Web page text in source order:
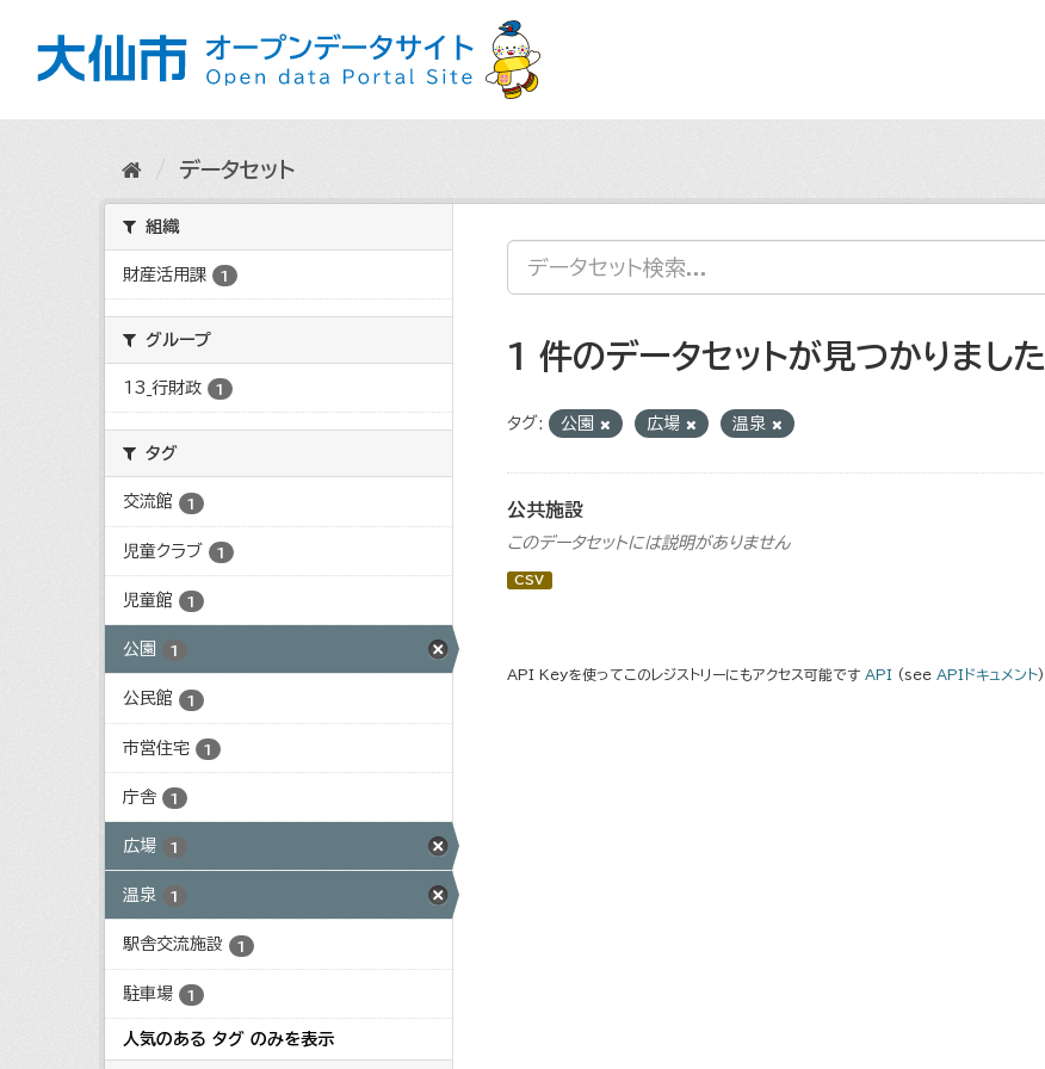
データセット
組織
財産活用課 1
グループ
13_行財政 1
タグ
交流館 1
児童クラブ 1
児童館 1
公園 1
公民館 1
市営住宅 1
庁舎 1
広場 1
温泉 1
駅舎交流施設 1
駐車場 1
人気のある タグ のみを表示
1 件のデータセットが見つかりました
タグ: 公園 広場 温泉
公共施設
このデータセットには説明がありません
CSV
API Keyを使ってこのレジストリーにもアクセス可能です API (see APIドキュメント).